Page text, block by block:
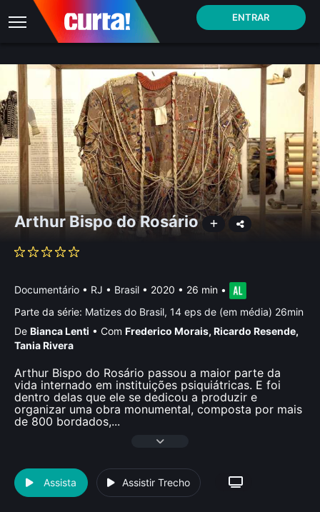
ENTRAR
Arthur Bispo do Rosário
Documentário • RJ • Brasil • 2020 • 26 min •
Parte da série: Matizes do Brasil, 14 eps de (em média) 26min
De Bianca Lenti • Com Frederico Morais, Ricardo Resende,
Tania Rivera
Arthur Bispo do Rosário passou a maior parte da
vida internado em instituições psiquiátricas. E foi
dentro delas que ele se dedicou a produzir e
organizar uma obra monumental, composta por mais
de 800 bordados,...
Assista Assistir Trecho